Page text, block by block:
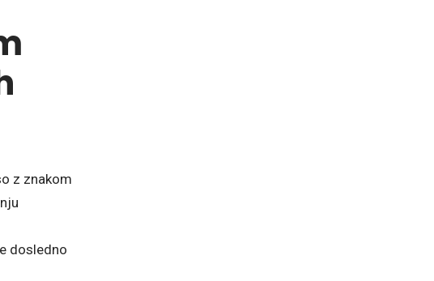
z znakom
dosledno